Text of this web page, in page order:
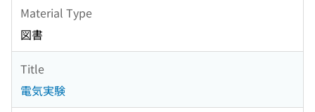
Material Type
図書
Title
電気実験